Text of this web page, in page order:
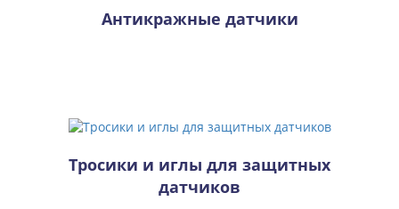
Антикражные датчики
Тросики и иглы для защитных
датчиков